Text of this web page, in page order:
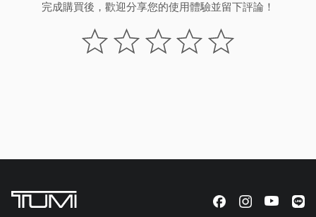
完成購買後，歡迎分享您的使用體驗並留下評論！